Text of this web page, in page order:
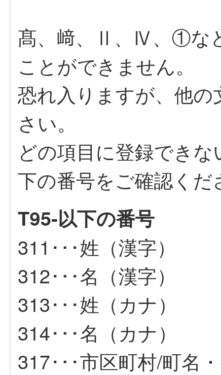
髙、﨑、Ⅱ、Ⅳ、①な
ことができません。
恐れ入りますが、他
さい。
どの項目に登録でき
下の番号をご確認くだ
T95-以下の番号
311･･･姓（漢字）
312･･･名（漢字）
313･･･姓（カナ）
314･･･名（カナ）
317･･･市区町村/町名